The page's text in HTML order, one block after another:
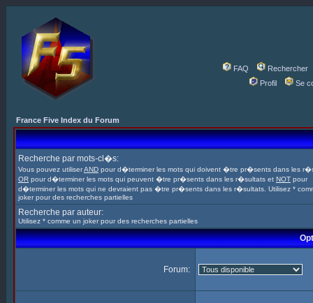
FAQ
Rechercher
Profil
Se
France Five Index du Forum
Recherche par mots-cl�s:
Vous pouvez utiliserAND pour d�terminer les mots qui doivent �tre pr�sents dans les
OR pour d�terminer les mots qui peuvent �tre pr�sents dans les r�sultats et NOT pour
d�terminer les mots qui ne devraient pas �tre pr�sents dans les r�sultats. Utilisez *
joker pour des recherches partielles
Recherche par auteur:
Utilisez * comme un joker pour des recherches partielles
Forum: